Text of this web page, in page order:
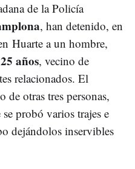
de la Policía
, han detenido, en
Huarte a un hombre,
25 años, vecino de
relacionados. El
de otras tres personas,
probó varios trajes e
dejándolos inservibles